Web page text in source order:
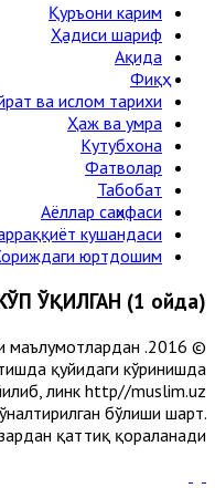
Қуръони карим
Ҳадиси шариф
Ақида
Фиқҳ
ва ислом тарихи
Ҳаж ва умра
Кутубхона
Фатволар
Табобат
Аёллар саҳифаси
кушандаси
юртдошим
ЎҚИЛГАН (1 ойда)
маълумотлардан
қуйидаги кўринишда
линк http//muslim.uz
бўлиши шарт.
қаттиқ қораланади.